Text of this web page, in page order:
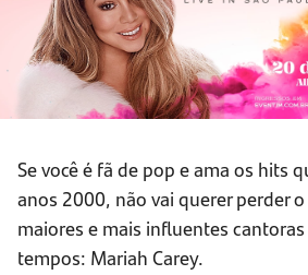
Se você é fã de pop e ama os hits
anos 2000, não vai querer perder
maiores e mais influentes
tempos: Mariah Carey.